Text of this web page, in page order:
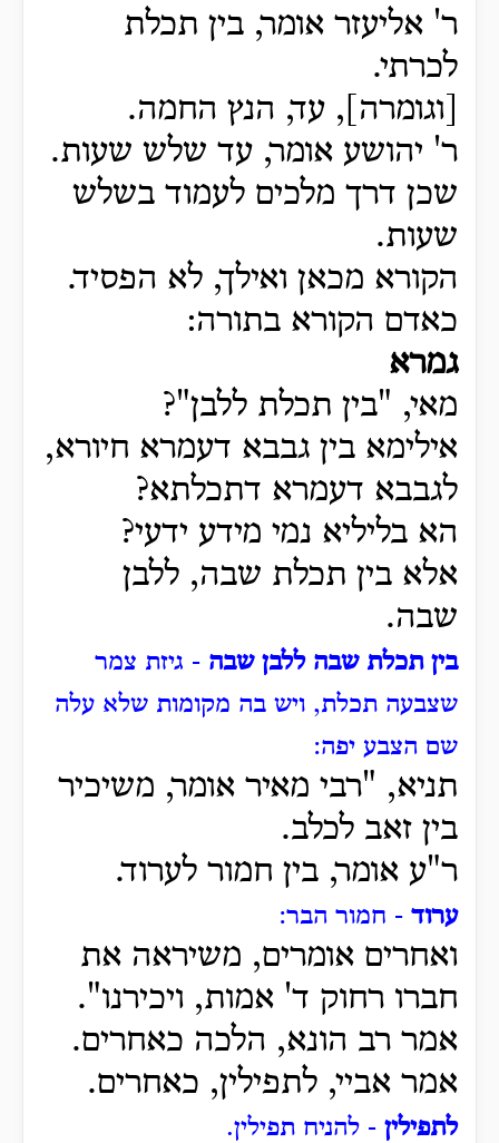
ר' אליעזר אומר, בין תכלת
לכרתי.
[וגומרה], עד, הנץ החמה.
ר' יהושע אומר, עד שלש שעות.
שכן דרך מלכים לעמוד בשלש
שעות.
הקורא מכאן ואילך, לא הפסיד.
כאדם הקורא בתורה:
גמרא
מאי, "בין תכלת ללבן"?
אילימא בין גבבא דעמרא חיורא,
לגבבא דעמרא דתכלתא?
הא בליליא נמי מידע ידעי?
אלא בין תכלת שבה, ללבן
שבה.
בין תכלת שבה ללבן שבה - גיזת צמר
שצבעה תכלת, ויש בה מקומות שלא עלה
שם הצבע יפה:
תניא, "רבי מאיר אומר, משיכיר
בין זאב לכלב.
ר"ע אומר, בין חמור לערוד.
ערוד - חמור הבר:
ואחרים אומרים, משיראה את
חברו רחוק ד' אמות, ויכירנו".
אמר רב הונא, הלכה כאחרים.
אמר אביי, לתפילין, כאחרים.
לתפילין - להניח תפילין.